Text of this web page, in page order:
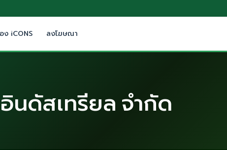
ง iCONS ลงโฆษณา
นดัสเทรียล จำกัด